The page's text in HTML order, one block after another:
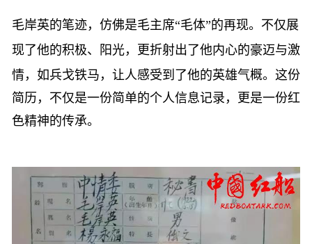
毛岸英的笔迹，仿佛是毛主席“毛体”的再现。不仅展
现了他的积极、 阳光， 更折射出 了他内心的豪迈与激
情，如兵戈铁马，让人感受到
了他的英雄气概。这份
简历，不仅是一份简单的个人信息记录，更是一份红
色精神的传承。